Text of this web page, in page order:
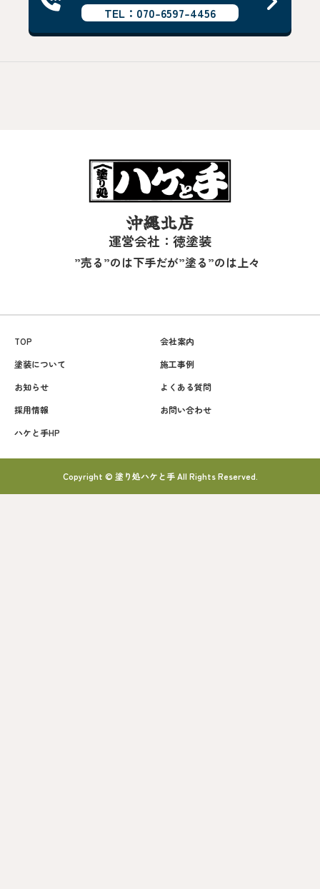
TEL：070-6597-4456
沖縄北店
運営会社：徳塗装
”売る”のは下手だが”塗る”のは上々
TOP
会社案内
塗装について
施工事例
お知らせ
よくある質問
採用情報
お問い合わせ
ハケと手HP
Copyright © 塗り処ハケと手 All Rights Reserved.